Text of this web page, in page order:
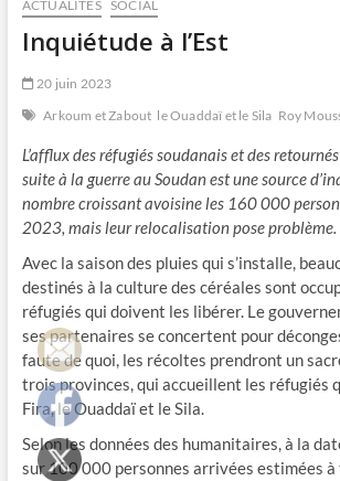
ACTUALITÉS SOCIAL
Inquiétude à l’Est
20 juin 2023
Arkoum et Zabout le Ouaddaï et le Sila Roy
L’afflux des réfugiés soudanais et des retournés
suite à la guerre au Soudan est une source
nombre croissant avoisine les 160 000
2023, mais leur relocalisation pose problème.
Avec la saison des pluies qui s’installe,
destinés à la culture des céréales sont
réfugiés qui doivent les libérer. Le
ses partenaires se concertent pour
faute de quoi, les récoltes prendront un
trois provinces, qui accueillent les réfugiés
Fira, le Ouaddaï et le Sila.
Selon les données des humanitaires, à la
sur 100 000 personnes arrivées estimées